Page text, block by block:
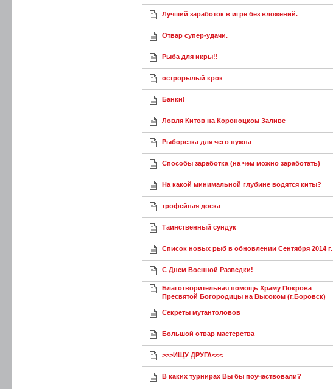
Лучший заработок в игре без вложений.
Отвар супер-удачи.
Рыба для икры!!
острорылый крок
Банки!
Ловля Китов на Короноцком Заливе
Рыборезка для чего нужна
Способы заработка (на чем можно заработать)
На какой минимальной глубине водятся киты?
трофейная доска
Таинственный сундук
Список новых рыб в обновлении Сентября 2014 г.
С Днем Военной Разведки!
Благотворительная помощь Храму Покрова
Пресвятой Богородицы на Высоком (г.Боровск)
Секреты мутантоловов
Большой отвар мастерства
>>>ИЩУ ДРУГА<<<
В каких турнирах Вы бы поучаствовали?